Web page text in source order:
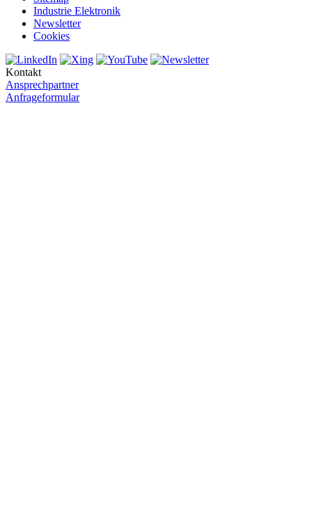
Industrie Elektronik
Newsletter
Cookies
Kontakt
Ansprechpartner
Anfrageformular